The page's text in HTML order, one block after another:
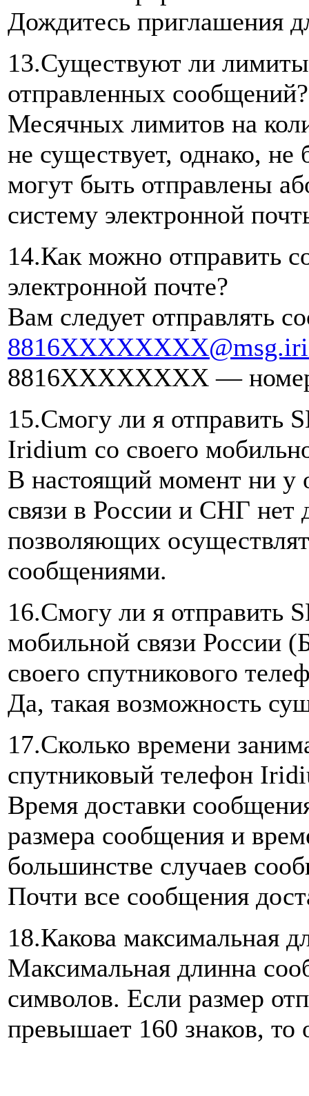
Дождитесь приглашения
13.Существуют ли
отправленных сообщений?
Месячных лимитов на
не существует, однако,
могут быть отправлены
систему электронной
14.Как можно отправить
электронной почте?
Вам следует отправлять
8816XXXXXXXX — номер
15.Смогу ли я отправить
Iridium со своего
В настоящий момент ни у
связи в России и СНГ нет
позволяющих
сообщениями.
16.Смогу ли я отправить
мобильной связи
своего спутникового
Да, такая возможность
17.Сколько времени
спутниковый телефон
Время доставки
размера сообщения и
большинстве случаев
Почти все сообщения
18.Какова максимальная
Максимальная длинна
символов. Если размер
превышает 160 знаков, то